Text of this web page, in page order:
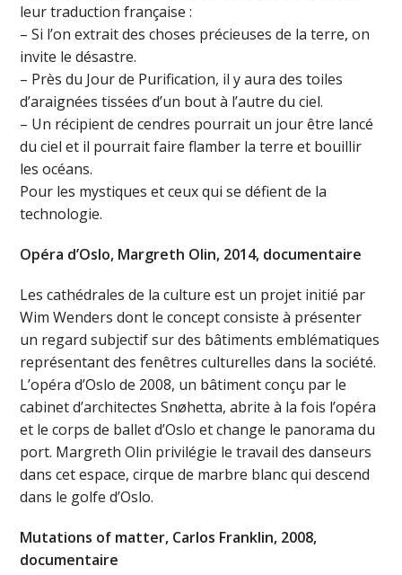
leur traduction française :
– Si l’on extrait des choses précieuses de la terre, on
invite le désastre.
– Près du Jour de Purification, il y aura des toiles
d’araignées tissées d’un bout à l’autre du ciel.
– Un récipient de cendres pourrait un jour être lancé
du ciel et il pourrait faire flamber la terre et bouillir
les océans.
Pour les mystiques et ceux qui se défient de la
technologie.
Opéra d’Oslo, Margreth Olin, 2014, documentaire
Les cathédrales de la culture est un projet initié par
Wim Wenders dont le concept consiste à présenter
un regard subjectif sur des bâtiments emblématiques
représentant des fenêtres culturelles dans la société.
L’opéra d’Oslo de 2008, un bâtiment conçu par le
cabinet d’architectes Snøhetta, abrite à la fois l’opéra
et le corps de ballet d’Oslo et change le panorama du
port. Margreth Olin privilégie le travail des danseurs
dans cet espace, cirque de marbre blanc qui descend
dans le golfe d’Oslo.
Mutations of matter, Carlos Franklin, 2008,
documentaire